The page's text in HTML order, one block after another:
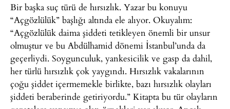
Bir başka suç türü de hırsızlık. Yazar bu konuyu
“Açgözlülük” başlığı altında ele alıyor. Okuyalım:
“Açgözlülük daima şiddeti tetikleyen önemli bir unsur
olmuştur ve bu Abdülhamid dönemi İstanbul’unda da
geçerliydi. Soygunculuk, yankesicilik ve gasp da dahil,
her türlü hırsızlık çok yaygındı. Hırsızlık vakalarının
çoğu şiddet içermemekle birlikte, bazı hırsızlık olayları
şiddeti beraberinde getiriyordu.” Kitapta bu tür olayların